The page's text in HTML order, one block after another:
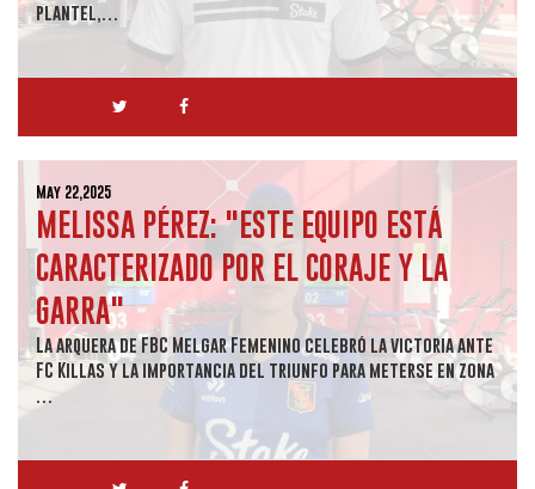
plantel,…
May 22,2025
MELISSA PÉREZ: "ESTE EQUIPO ESTÁ
CARACTERIZADO POR EL CORAJE Y LA
GARRA"
La arquera de FBC Melgar Femenino celebró la victoria ante
FC Killas y la importancia del triunfo para meterse en zona